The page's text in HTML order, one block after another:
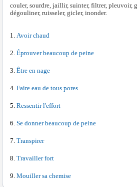
couler, sourdre, jaillir, suinter, filtrer, pleuvoir,
dégouliner, ruisseler, gicler, inonder.
Avoir chaud
Éprouver beaucoup de peine
Être en nage
Faire eau de tous pores
Ressentir l'effort
Se donner beaucoup de peine
Transpirer
Travailler fort
Mouiller sa chemise